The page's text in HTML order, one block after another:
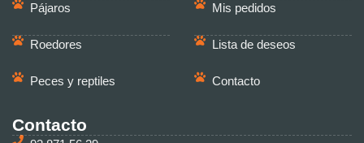
Pájaros
Roedores
Peces y reptiles
Mis pedidos
Lista de deseos
Contacto
Contacto